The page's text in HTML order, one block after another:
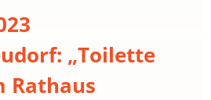
„Toilette
Rathaus